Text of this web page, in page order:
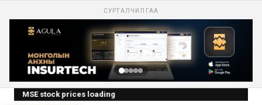
СУРТАЛЧИЛГАА
MSE stock prices loading